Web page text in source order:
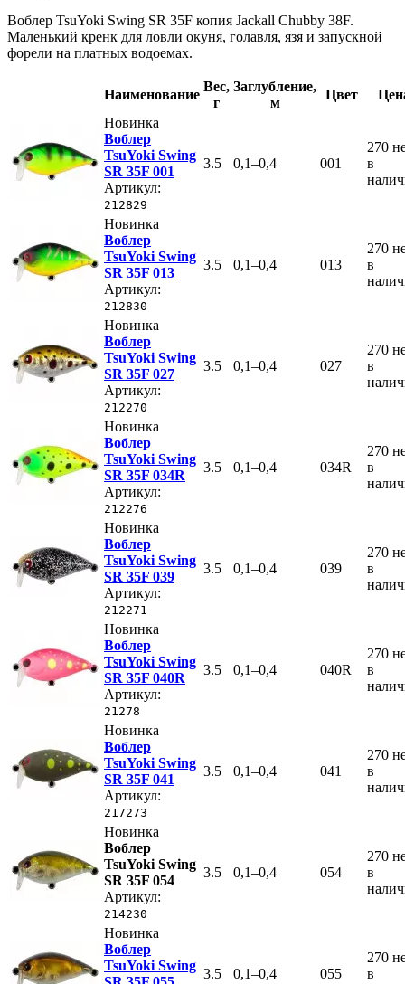
Воблер TsuYoki Swing SR 35F копия Jackall Chubby 38F.
Маленький кренк для ловли окуня, голавля, язя и запускной
форели на платных водоемах.
Наименование
Вес,
г
Заглубление,
м
Цвет
Новинка
Воблер
TsuYoki Swing
SR 35F 001
Артикул:
212829
3.5 0,1–0,4 001
270
в
Новинка
Воблер
TsuYoki Swing
SR 35F 013
Артикул:
212830
3.5 0,1–0,4 013
270
в
Новинка
Воблер
TsuYoki Swing
SR 35F 027
Артикул:
212270
3.5 0,1–0,4 027
270
в
Новинка
Воблер
TsuYoki Swing
SR 35F 034R
Артикул:
212276
3.5 0,1–0,4 034R
270
в
Новинка
Воблер
TsuYoki Swing
SR 35F 039
Артикул:
212271
3.5 0,1–0,4 039
270
в
Новинка
Воблер
TsuYoki Swing
SR 35F 040R
Артикул:
21278
3.5 0,1–0,4 040R
270
в
Новинка
Воблер
TsuYoki Swing
SR 35F 041
Артикул:
217273
3.5 0,1–0,4 041
270
в
Новинка
Воблер
TsuYoki Swing
SR 35F 054
Артикул:
214230
3.5 0,1–0,4 054
270
в
Новинка
Воблер
TsuYoki Swing
3.5 0,1–0,4 055
270
в